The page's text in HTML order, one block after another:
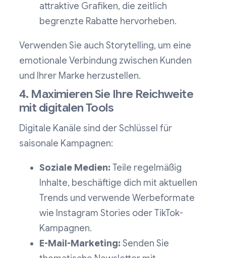
attraktive Grafiken, die zeitlich
begrenzte Rabatte hervorheben.
Verwenden Sie auch Storytelling, um eine
emotionale Verbindung zwischen Kunden
und Ihrer Marke herzustellen.
4. Maximieren Sie Ihre Reichweite
mit digitalen Tools
Digitale Kanäle sind der Schlüssel für
saisonale Kampagnen:
Soziale Medien: Teile regelmäßig
Inhalte, beschäftige dich mit aktuellen
Trends und verwende Werbeformate
wie Instagram Stories oder TikTok-
Kampagnen.
E-Mail-Marketing: Senden Sie